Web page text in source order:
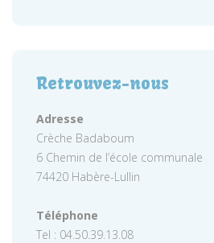
Retrouvez-nous
Adresse
Crèche Badaboum
6 Chemin de l’école communale
74420 Habère-Lullin
Téléphone
Tel : 04.50.39.13.08